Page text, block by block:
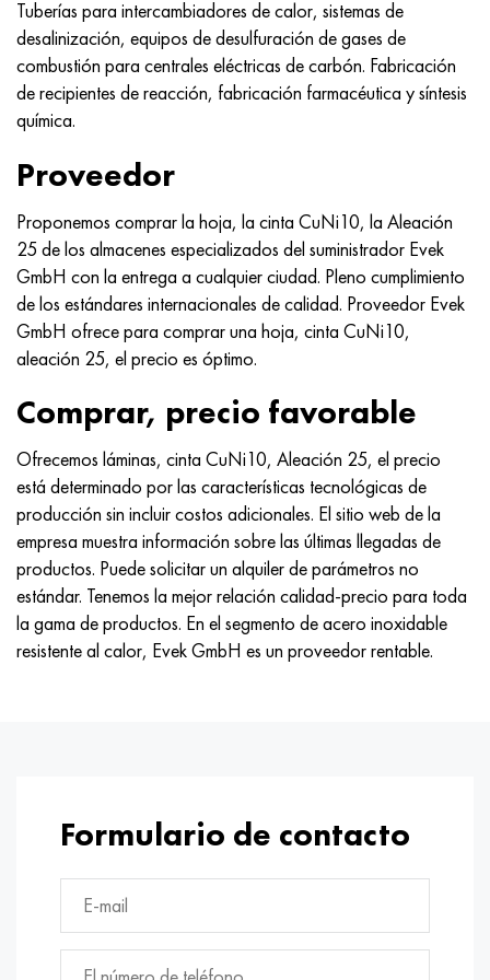
Tuberías para intercambiadores de calor, sistemas de
desalinización, equipos de desulfuración de gases de
combustión para centrales eléctricas de carbón. Fabricación
de recipientes de reacción, fabricación farmacéutica y síntesis
química.
Proveedor
Proponemos comprar la hoja, la cinta CuNi10, la Aleación
25 de los almacenes especializados del suministrador Evek
GmbH con la entrega a cualquier ciudad. Pleno cumplimiento
de los estándares internacionales de calidad. Proveedor Evek
GmbH ofrece para comprar una hoja, cinta CuNi10,
aleación 25, el precio es óptimo.
Comprar, precio favorable
Ofrecemos láminas, cinta CuNi10, Aleación 25, el precio
está determinado por las características tecnológicas de
producción sin incluir costos adicionales. El sitio web de la
empresa muestra información sobre las últimas llegadas de
productos. Puede solicitar un alquiler de parámetros no
estándar. Tenemos la mejor relación calidad-precio para toda
la gama de productos. En el segmento de acero inoxidable
resistente al calor, Evek GmbH es un proveedor rentable.
Formulario de contacto
MP159
multimetro n155
Nicrofer 5923 hMo
Nicrofer 6030
Nitronik 40
Nitronik 50
Nitrónico 60
Nimonic 80a
Nimónico 90
Nimónico 263
Haynes 25
Haynes 188
Hastelloy b3
hastelloy c4
hastelloy c22
56DGNH
68NKhVKTYu
79NM, Lupa 7904
80NM
80NMV-VI
80NHS
81HMA
termobimetales
tubo de precisión
HN73MBTYu
XN70YU
HN75MBTYu
XN75TBYu
XN77TYu
XN77TYUR
ХН78Т
N65M, EP982
H70MFV
5B
TL5
A LAS 6
TS-6
14 titanio
SP-17
40 titanio
1.4567 - AISI 304Cu
1.4570-aisi303Cu
1.4574 - Aleación PH 15-7 Mo®
1.4580 - AISI 316Cb
1.4597 - AISI 204Cu
Aleación 28 - 1.4563
Aleación 31 - 1.4562
Aleación 926 - 1.4529
AM-350 - ams 5548
AM-355 - ams 5547
Custom 450® - uns S45000
Ascoloy griego 418
15X16H2AM
18X11MNFB
18X12VMBFR
20X12VNMF
20Х3FMI
21NKMT
37X12N8G8MFB
40Х9С2
45Х14Н14В2М
50X14MF
65X13
90X18MF
30X, AISI 5130, 30h
30hgs, 30hgs
30hgsa, 30hgsa
30hgsn2a, 30hgsna
30xn2ma, 30CrNiMo8
30хн3а, 31nicr14
34khn3ma, 36NiCrMo16, 35NiCrMo16
35hgsa, 35hgsa
ac35g2, 36smnpb14, 1.0765
38x2n2ma, 34CrNiMo6, 40NiCrMo7
40hn2ma, 34CrNiMo4, 36hnm
38hs, 37hs
40G, 40Mn4, AISI 1035
38XM, 42CrMo4, AISI 1.7225
40ХН, 36NiCr6, AISI 3135